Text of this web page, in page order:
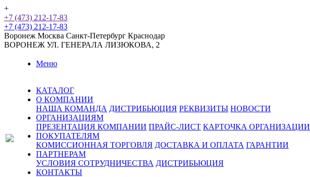
+
+7 (473) 212-17-83
+7 (473) 212-17-83
Воронеж Москва Санкт-Петербург Краснодар
ВОРОНЕЖ УЛ. ГЕНЕРАЛА ЛИЗЮКОВА, 2
Меню
КАТАЛОГ
О КОМПАНИИ
НАША КОМАНДА ДИСТРИБЬЮЦИЯ РЕКВИЗИТЫ НОВОСТИ
ОРГАНИЗАЦИЯМ
ПРЕЗЕНТАЦИЯ КОМПАНИИ ПРАЙС-ЛИСТ КАРТОЧКА ОРГАНИЗАЦИИ
ПОКУПАТЕЛЯМ
КОМИССИОННАЯ ТОРГОВЛЯ ДОСТАВКА И ОПЛАТА ГАРАНТИИ
ПАРТНЕРАМ
УСЛОВИЯ СОТРУДНИЧЕСТВА ДИСТРИБЬЮЦИЯ
КОНТАКТЫ